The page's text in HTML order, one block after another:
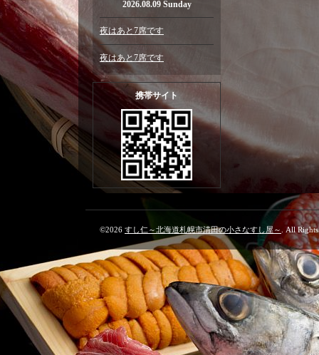
2026.08.09 Sunday
夜はあと7席です
夜はあと7席です
携帯サイト
©2026 すし仁～北海道札幌市清田の小さなすし屋～ . All